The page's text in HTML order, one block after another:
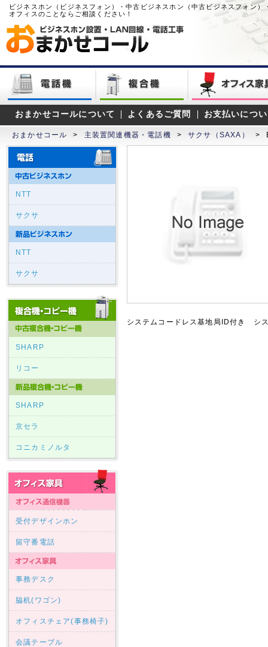
ビジネスホン（ビジネスフォン）・中古ビジネスホン（中古ビジネスフォン
オフィスのことならご相談ください！
おまかせコールについて よくあるご質問 お支払いにつ
おまかせコール > 主装置関連機器・電話機 > サクサ（SAXA） >
NTT
サクサ
NTT
サクサ
SHARP
リコー
SHARP
京セラ
コニカミノルタ
受付デザインホン
留守番電話
事務デスク
脇机(ワゴン)
オフィスチェア(事務椅子)
会議テーブル
システムコードレス基地局ID付き シ